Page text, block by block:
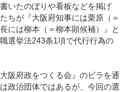
いたのぼりや看板などを掲げ
ちが『大阪府知事には栗原（＝
には柳本（＝柳本顕候補）』と
選挙法243条1項で代行行為の
阪府政をつくる会』のビラを通
政治団体ではあるが、今回の選